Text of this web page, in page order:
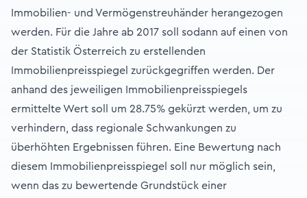
Immobilien- und Vermögenstreuhänder herangezogen
werden. Für die Jahre ab 2017 soll sodann auf einen von
der Statistik Österreich zu erstellenden
Immobilienpreisspiegel zurückgegriffen werden. Der
anhand des jeweiligen Immobilienpreisspiegels
ermittelte Wert soll um 28.75% gekürzt werden, um zu
verhindern, dass regionale Schwankungen zu
überhöhten Ergebnissen führen. Eine Bewertung nach
diesem Immobilienpreisspiegel soll nur möglich sein,
wenn das zu bewertende Grundstück einer